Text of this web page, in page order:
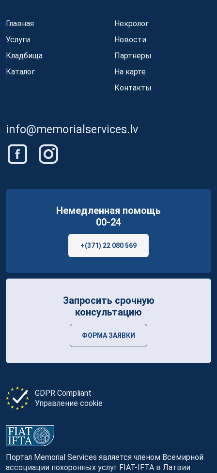
Главная
Услуги
Кладбища
Каталог
Некролог
Новости
Партнеры
На карте
Контакты
info@memorialservices.lv
GDPR Compliant
Управление cookie
Портал Memorial Services является членом Всемирной
ассоциации похоронных услуг FIAT-IFTA в Латвии
Немедленная помощь
00-24
+(371) 22 080 569
Запросить срочную
консультацию
ФОРМА ЗАЯВКИ